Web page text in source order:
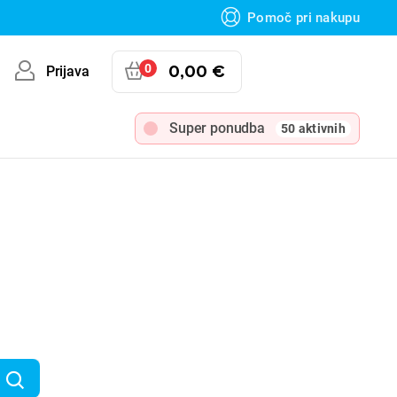
Pomoč pri nakupu
Prijava 0 0,00 €
Super ponudba 50 aktivnih